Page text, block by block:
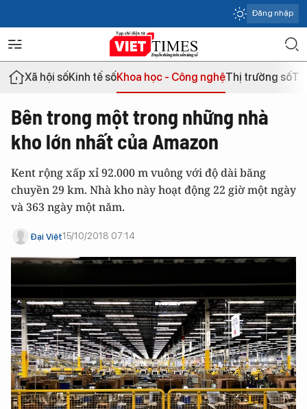
Đăng nhập
Xã hội sốKinh tế sốKhoa học - Công nghệThị trường số
Bên trong một trong những nhà
kho lớn nhất của Amazon
Kent rộng xấp xỉ 92.000 m vuông với độ dài băng
chuyền 29 km. Nhà kho này hoạt động 22 giờ một ngày
và 363 ngày một năm.
Đại Việt15/10/2018 07:14